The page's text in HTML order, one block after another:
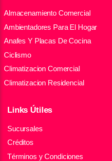
Almacenamiento Comercial
Ambientadores Para El Hogar
Anafes Y Placas De Cocina
Ciclismo
Climatizacion Comercial
Climatizacion Residencial
Links Útiles
Sucursales
Créditos
Términos y Condiciones